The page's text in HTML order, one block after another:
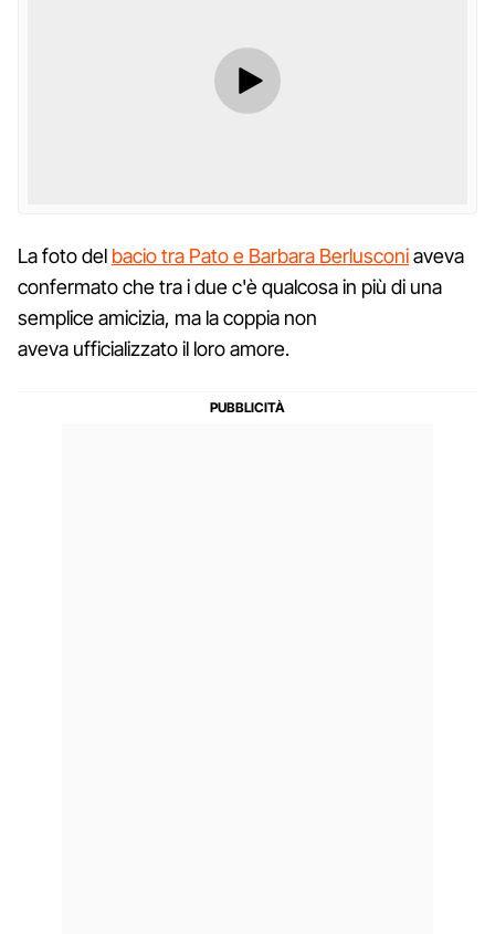
La foto del bacio tra Pato e Barbara Berlusconiaveva
confermato che tra i due c'è qualcosa in più di una
semplice amicizia, ma la coppia non
aveva ufficializzato il loro amore.